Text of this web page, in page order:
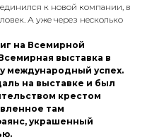
к новой компании, в
А уже через несколько
на Всемирной
выставка в
международный успех.
на выставке и был
крестом
там
украшенный